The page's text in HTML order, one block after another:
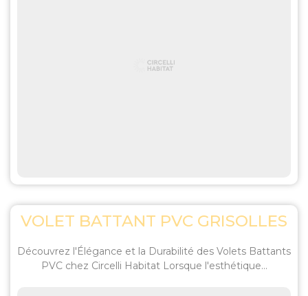
VOLET BATTANT PVC GRISOLLES
Découvrez l'Élégance et la Durabilité des Volets Battants
PVC chez Circelli Habitat Lorsque l'esthétique...